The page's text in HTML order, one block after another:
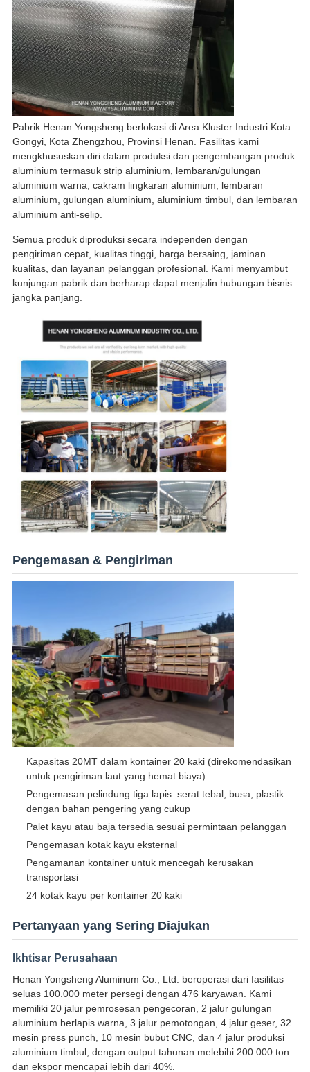
Pabrik Henan Yongsheng berlokasi di Area Kluster Industri Kota
Gongyi, Kota Zhengzhou, Provinsi Henan. Fasilitas kami
mengkhususkan diri dalam produksi dan pengembangan produk
aluminium termasuk strip aluminium, lembaran/gulungan
aluminium warna, cakram lingkaran aluminium, lembaran
aluminium, gulungan aluminium, aluminium timbul, dan lembaran
aluminium anti-selip.
Semua produk diproduksi secara independen dengan
pengiriman cepat, kualitas tinggi, harga bersaing, jaminan
kualitas, dan layanan pelanggan profesional. Kami menyambut
kunjungan pabrik dan berharap dapat menjalin hubungan bisnis
jangka panjang.
Pengemasan & Pengiriman
Kapasitas 20MT dalam kontainer 20 kaki (direkomendasikan
untuk pengiriman laut yang hemat biaya)
Pengemasan pelindung tiga lapis: serat tebal, busa, plastik
dengan bahan pengering yang cukup
Palet kayu atau baja tersedia sesuai permintaan pelanggan
Pengemasan kotak kayu eksternal
Pengamanan kontainer untuk mencegah kerusakan
transportasi
24 kotak kayu per kontainer 20 kaki
Pertanyaan yang Sering Diajukan
Ikhtisar Perusahaan
Henan Yongsheng Aluminum Co., Ltd. beroperasi dari fasilitas
seluas 100.000 meter persegi dengan 476 karyawan. Kami
memiliki 20 jalur pemrosesan pengecoran, 2 jalur gulungan
aluminium berlapis warna, 3 jalur pemotongan, 4 jalur geser, 32
mesin press punch, 10 mesin bubut CNC, dan 4 jalur produksi
aluminium timbul, dengan output tahunan melebihi 200.000 ton
dan ekspor mencapai lebih dari 40%.